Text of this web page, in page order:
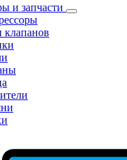
и запчасти
клапанов